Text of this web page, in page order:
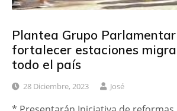
Plantea Grupo
fortalecer estaciones
todo el país
28 Diciembre, 2023 José